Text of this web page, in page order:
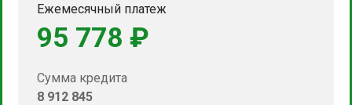
Ежемесячный платеж
95 778 ₽
Сумма кредита
8 912 845